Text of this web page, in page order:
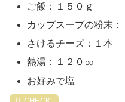
ご飯：１５０ｇ
カップスープの粉末：
さけるチーズ：１本
熱湯：１２０㏄
お好みで塩